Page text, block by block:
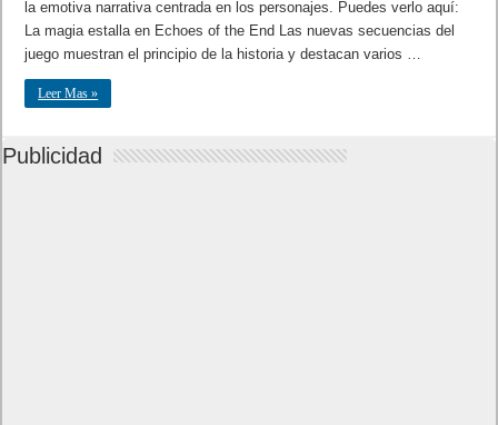
la emotiva narrativa centrada en los personajes. Puedes verlo aquí:
La magia estalla en Echoes of the End Las nuevas secuencias del
juego muestran el principio de la historia y destacan varios …
Leer Mas »
Publicidad